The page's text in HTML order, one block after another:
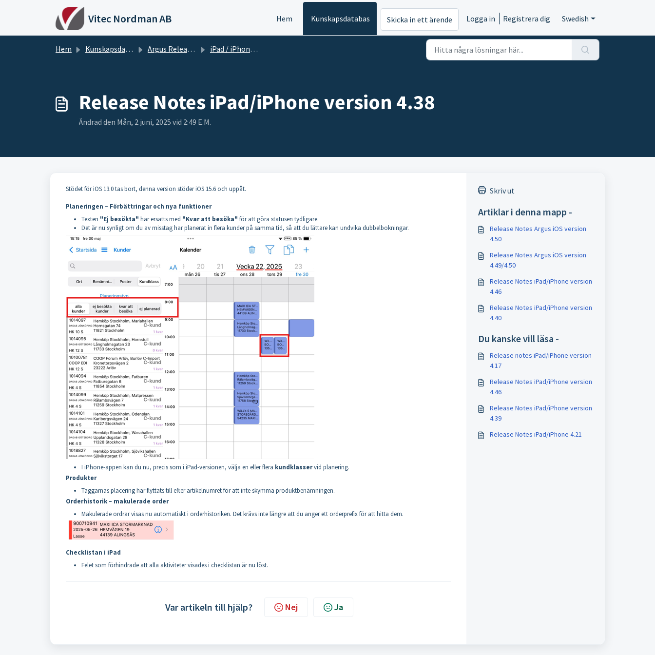
Hoppa över till huvudinnehåll
Vitec Nordman AB Hem Kunskapsdatabas Skicka in ett ärende Logga in Registrera dig Swedish
Hem Kunskapsdatabas Argus Release notes iPad / iPhone app
Release Notes iPad/iPhone version 4.38
Ändrad den Mån, 2 juni, 2025 vid 2:49 E.M.
Stödet för iOS 13.0 tas bort, denna version stöder iOS 15.6 och uppåt.
Planeringen – Förbättringar och nya funktioner
Texten "Ej besökta" har ersatts med "Kvar att besöka" för att göra statusen tydligare.
Det är nu synligt om du av misstag har planerat in flera kunder på samma tid, så att du lättare kan undvika dubbelbokningar.
I iPhone-appen kan du nu, precis som i iPad-versionen, välja en eller flera kundklasservid planering.
Produkter
Taggarnas placering har flyttats till efter artikelnumret för att inte skymma produktbenämningen.
Orderhistorik – makulerade order
Makulerade ordrar visas nu automatiskt i orderhistoriken. Det krävs inte längre att du anger ett orderprefix för att hitta dem.
Checklistan i iPad
Felet som förhindrade att alla aktiviteter visades i checklistan är nu löst.
Var artikeln till hjälp? Nej Ja
Skriv ut
Artiklar i denna mapp -
Release Notes Argus iOS version
4.50
Release Notes Argus iOS version
4.49/4.50
Release Notes iPad/iPhone version
4.46
Release Notes iPad/iPhone version
4.40
Du kanske vill läsa -
Release notes iPad/iPhone version
4.17
Release Notes iPad/iPhone version
4.46
Release Notes iPad/iPhone version
4.39
Release Notes iPad/iPhone 4.21